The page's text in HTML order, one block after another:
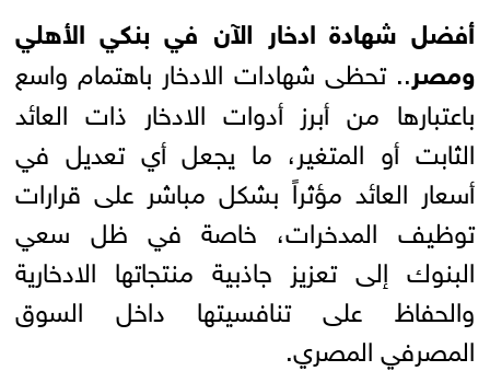
أفضل شهادة ادخار الآن في بنكي الأهلي
ومصر.. تحظى شهادات الادخار باهتمام واسع
باعتبارها من أبرز أدوات الادخار ذات العائد
الثابت أو المتغير، ما يجعل أي تعديل في
أسعار العائد مؤثراً بشكل مباشر على قرارات
توظيف المدخرات، خاصة في ظل سعي
البنوك إلى تعزيز جاذبية منتجاتها الادخارية
والحفاظ على تنافسيتها داخل السوق
المصرفي المصري.